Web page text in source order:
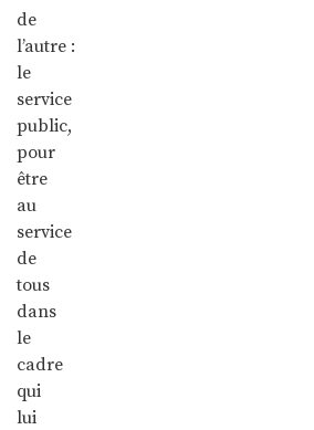
de
l’autre :
le
service
public,
pour
être
au
service
de
tous
dans
le
cadre
qui
lui